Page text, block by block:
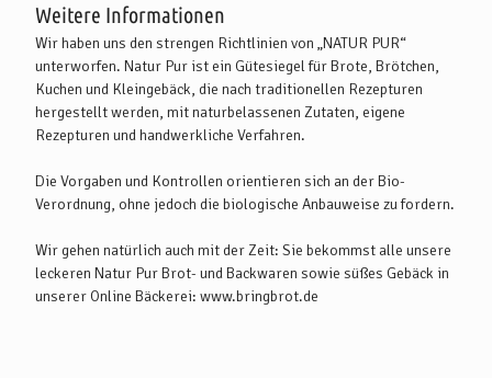
Mit öffentlichen Verkehrsmitteln:
Sottrum ist gut per Bahn erreichbar, der Bahnhof (Ort
Hassendorf) ist ca. 3 km von der Sottrumer Ortsmitte entfernt.
Die Bahngesellschaft "metronom" bietet mit dem "metronom
regio" eine direkte Verbindung zwischen Hamburg und Bremen
an, in der auch eine Fahrradmitnahme möglich ist. Vom Bahnhof
und Busverbindungen finden Sie unter www.bahn.de oder
www.vbn.de.
Weitere Informationen
Wir haben uns den strengen Richtlinien von „NATUR PUR“
unterworfen. Natur Pur ist ein Gütesiegel für Brote, Brötchen,
Kuchen und Kleingebäck, die nach traditionellen Rezepturen
hergestellt werden, mit naturbelassenen Zutaten, eigene
Rezepturen und handwerkliche Verfahren.
Die Vorgaben und Kontrollen orientieren sich an der Bio-
Verordnung, ohne jedoch die biologische Anbauweise zu fordern.
Wir gehen natürlich auch mit der Zeit: Sie bekommst alle unsere
leckeren Natur Pur Brot- und Backwaren sowie süßes Gebäck in
unserer Online Bäckerei: www.bringbrot.de